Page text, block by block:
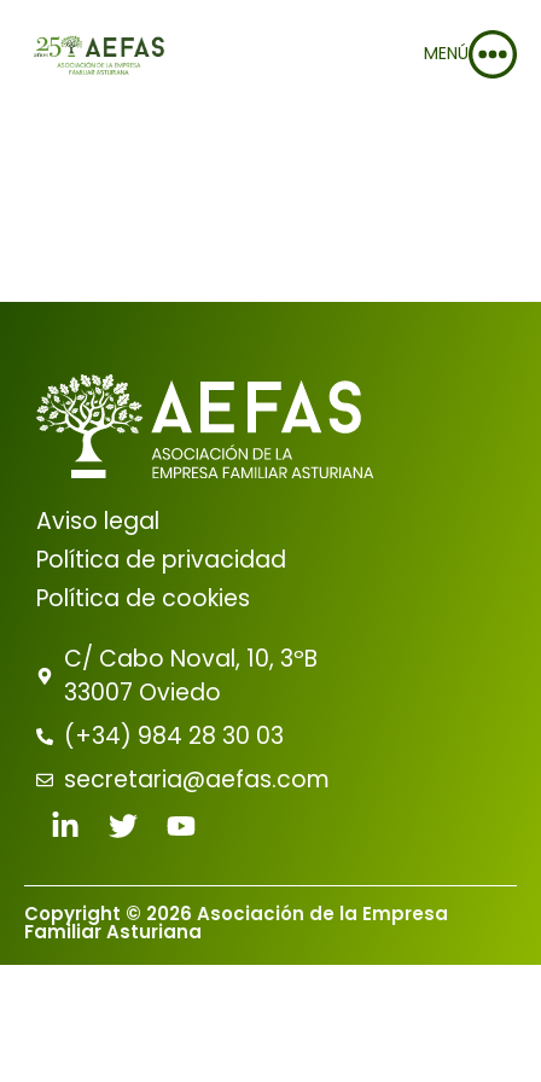
MENÚ
Aviso legal
Política de privacidad
Política de cookies
C/ Cabo Noval, 10, 3ºB
33007 Oviedo
(+34) 984 28 30 03
secretaria@aefas.com
Copyright © 2026 Asociación de la Empresa
Familiar Asturiana